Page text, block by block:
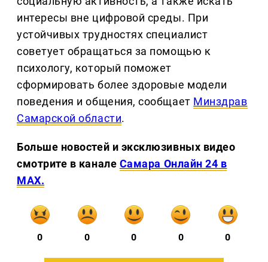
интересы вне цифровой среды. При
устойчивых трудностях специалист
советует обращаться за помощью к
психологу, который поможет
сформировать более здоровые модели
поведения и общения, сообщает Минздрав
Самарской области.
Больше новостей и эксклюзивных видео
смотрите в канале Самара Онлайн 24 в
MAX.
0 0 0 0 0